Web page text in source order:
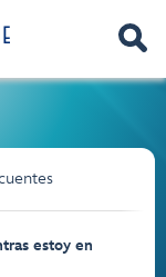
estoy en